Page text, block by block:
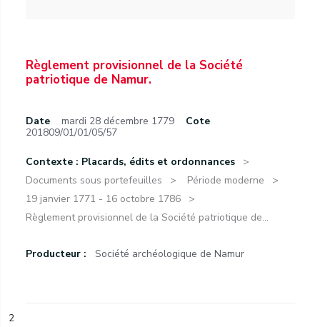
Règlement provisionnel de la Société
patriotique de Namur.
Date mardi 28 décembre 1779
Cote
201809/01/01/05/57
Contexte : Placards, édits et ordonnances
Documents sous portefeuilles
Période moderne
19 janvier 1771 - 16 octobre 1786
Règlement provisionnel de la Société patriotique de...
Producteur : Société archéologique de Namur
2